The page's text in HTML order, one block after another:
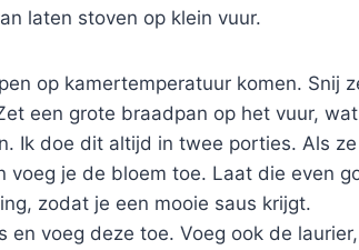
laten stoven op klein vuur.
op kamertemperatuur komen. Snij
een grote braadpan op het vuur,
Ik doe dit altijd in twee porties. Als
voeg je de bloem toe. Laat die even
zodat je een mooie saus krijgt.
en voeg deze toe. Voeg ook de